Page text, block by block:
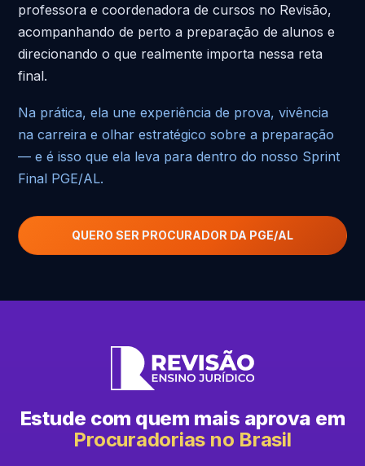
professora e coordenadora de cursos no Revisão,
acompanhando de perto a preparação de alunos e
direcionando o que realmente importa nessa reta
final.
Na prática, ela une experiência de prova, vivência
na carreira e olhar estratégico sobre a preparação
— e é isso que ela leva para dentro do nosso Sprint
Final PGE/AL.
QUERO SER PROCURADOR DA PGE/AL
Estude com quem mais aprova em
Procuradorias no Brasil